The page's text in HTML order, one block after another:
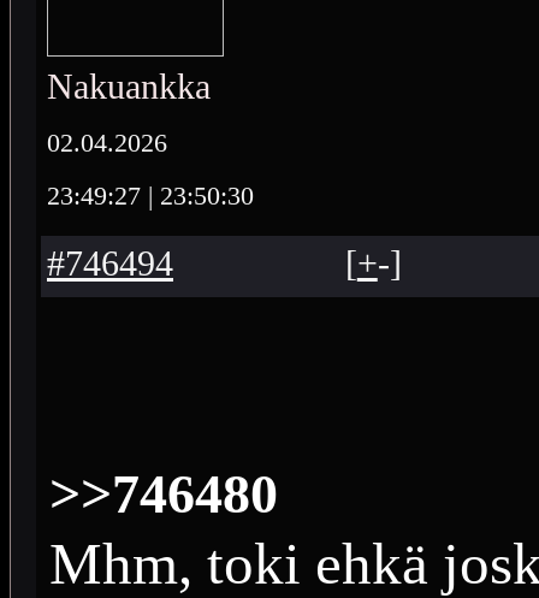
Nakuankka
02.04.2026
23:49:27 | 23:50:30
#746494 [+-]
>>746480
Mhm, toki ehkä